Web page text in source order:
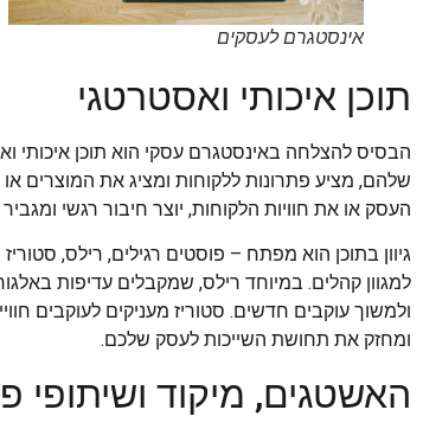
אינסטגרם לעסקים
תוכן איכותי ואסטרטגי
הבסיס להצלחה באינסטגרם עסקי הוא תוכן איכותי
שלהם, מציע פתרונות ללקוחות ומציג את המוצרים
העסק או את חוויות הלקוחות, יוצר חיבור רגשי
גיוון בתוכן הוא מפתח – פוסטים רגילים, רילס,
למגוון קהלים. במיוחד רילס, שמקבלים עדיפות
ולמשוך עוקבים חדשים. סטוריז מעניקים לעוקבים
ומחזק את תחושת השייכות לעסק שלכם.
האשטגים, מיקוד ושיתופי